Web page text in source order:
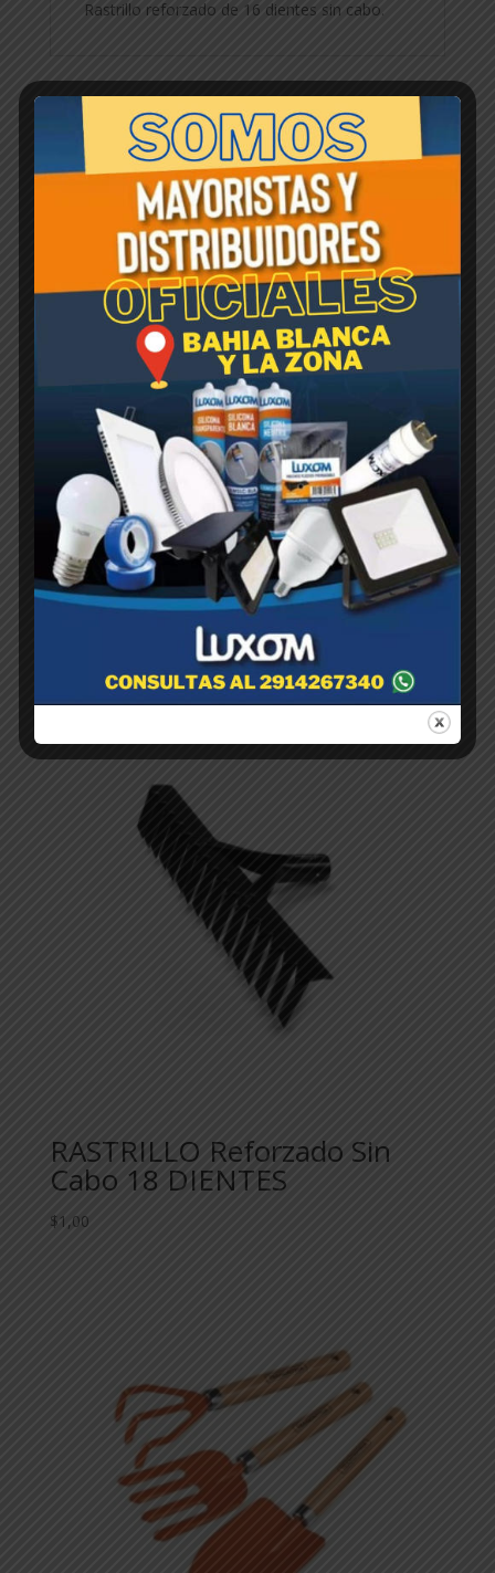
Rastrillo reforzado de 16 dientes sin cabo.
Productos relacionados
PALITA P/JARDIN Plastica -
ANCHA-
RASTRILLO Reforzado Sin
Cabo 18 DIENTES
$1,00